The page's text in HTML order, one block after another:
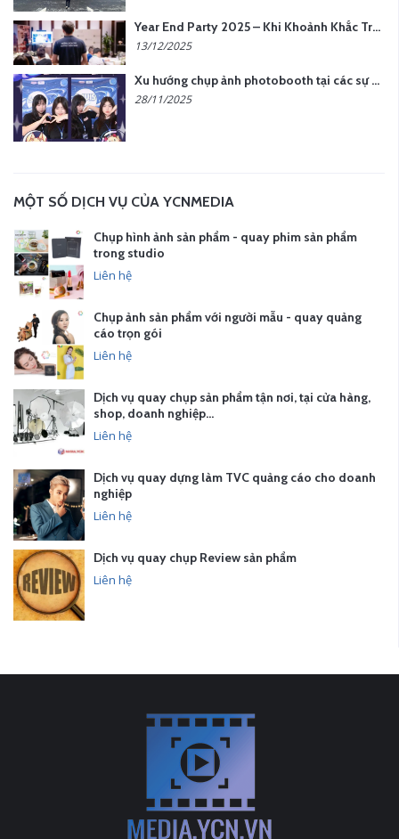
Year End Party 2025 – Khi Khoảnh Khắc Trở Thành Dấu Ấn | Gói Ưu Đãi Tháng 12 Từ YCN Media
13/12/2025
Xu hướng chụp ảnh photobooth tại các sự kiện hiện nay
28/11/2025
MỘT SỐ DỊCH VỤ CỦA YCNMEDIA
Chụp hình ảnh sản phẩm - quay phim sản phẩm
trong studio
Liên hệ
Chụp ảnh sản phẩm với người mẫu - quay quảng
cáo trọn gói
Liên hệ
Dịch vụ quay chụp sản phẩm tận nơi, tại cửa hàng,
shop, doanh nghiệp…
Liên hệ
Dịch vụ quay dựng làm TVC quảng cáo cho doanh
nghiệp
Liên hệ
Dịch vụ quay chụp Review sản phẩm
Liên hệ